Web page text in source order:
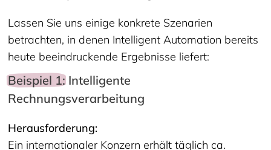
Lassen Sie uns einige konkrete Szenarien
betrachten, in denen Intelligent Automation bereits
heute beeindruckende Ergebnisse liefert:
Beispiel 1:Intelligente
Rechnungsverarbeitung
Herausforderung:
Ein internationaler Konzern erhält täglich ca.